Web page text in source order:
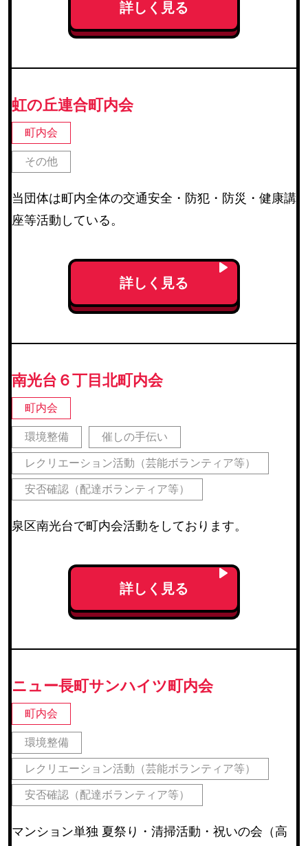
詳しく見る
虹の丘連合町内会
町内会
その他
当団体は町内全体の交通安全・防犯・防災・健康講
座等活動している。
詳しく見る
南光台６丁目北町内会
町内会
環境整備 催しの手伝い
レクリエーション活動（芸能ボランティア等）
安否確認（配達ボランティア等）
泉区南光台で町内会活動をしております。
詳しく見る
ニュー長町サンハイツ町内会
町内会
環境整備
レクリエーション活動（芸能ボランティア等）
安否確認（配達ボランティア等）
マンション単独 夏祭り・清掃活動・祝いの会（高